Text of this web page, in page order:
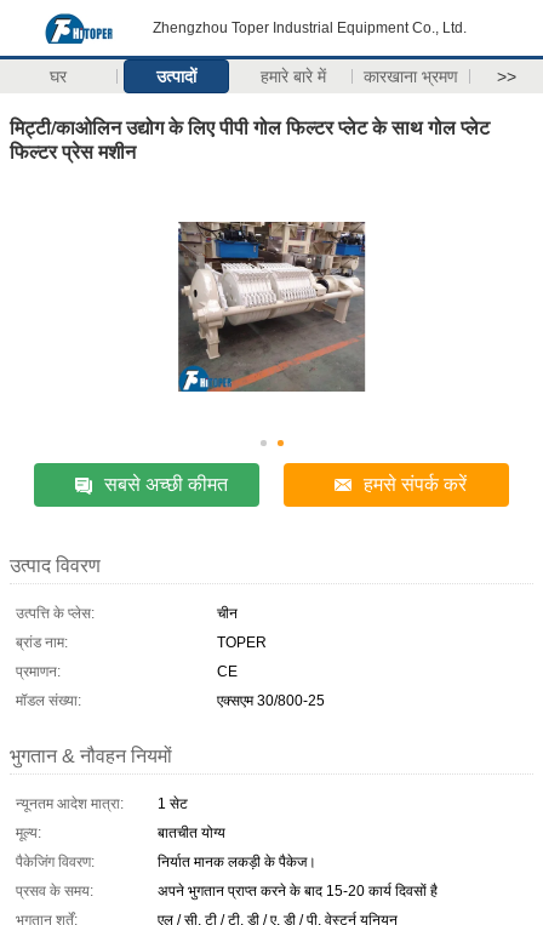
Zhengzhou Toper Industrial Equipment Co., Ltd.
घर उत्पादों हमारे बारे में कारखाना भ्रमण >>
मिट्टी/काओलिन उद्योग के लिए पीपी गोल फिल्टर प्लेट के साथ गोल प्लेट
फिल्टर प्रेस मशीन
सबसे अच्छी कीमत हमसे संपर्क करें
उत्पाद विवरण
उत्पत्ति के प्लेस:
चीन
ब्रांड नाम:
TOPER
प्रमाणन:
CE
मॉडल संख्या:
एक्सएम 30/800-25
भुगतान & नौवहन नियमों
न्यूनतम आदेश मात्रा:
1 सेट
मूल्य:
बातचीत योग्य
पैकेजिंग विवरण:
निर्यात मानक लकड़ी के पैकेज।
प्रसव के समय:
अपने भुगतान प्राप्त करने के बाद 15-20 कार्य दिवसों है
भुगतान शर्तें:
एल / सी, टी / टी, डी / ए, डी / पी, वेस्टर्न यूनियन